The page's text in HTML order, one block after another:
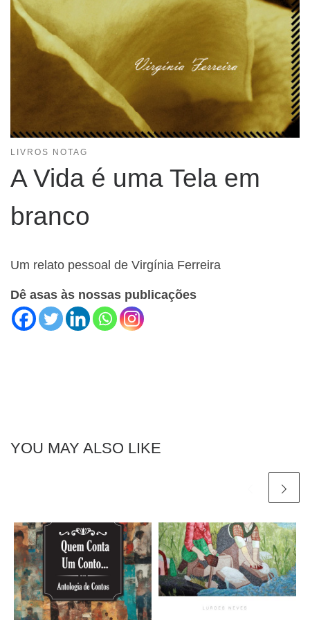
LIVROS NOTAG
A Vida é uma Tela em
branco
Um relato pessoal de Virgínia Ferreira
Dê asas às nossas publicações
YOU MAY ALSO LIKE